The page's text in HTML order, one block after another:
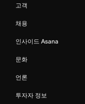
고객
채용
인사이드 Asana
문화
언론
투자자 정보